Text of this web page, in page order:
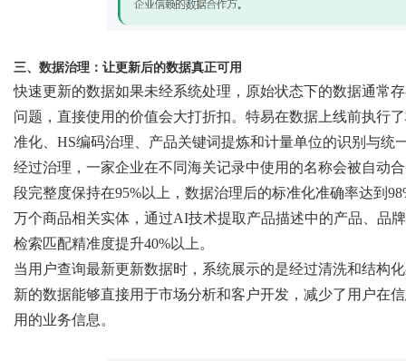
三、数据治理：让更新后的数据真正可用
快速更新的数据如果未经系统处理，原始状态下的数据通常
问题，直接使用的价值会大打折扣。特易在数据上线前执行
准化、 HS编码治理、产品关键词提炼和计量单位的识别与统
经过治理，一家企业在不同海关记录中使用的名称会被自动
段完整度保持在95%以上，数据治理后的标准化准确率达到
万个商品相关实体，通过AI技术提取产品描述中的产品、品
检索匹配精准度提升40%以上。
当用户查询最新更新数据时，系统展示的是经过清洗和结构
新的数据能够直接用于市场分析和客户开发，减少了用户在
用的业务信息。